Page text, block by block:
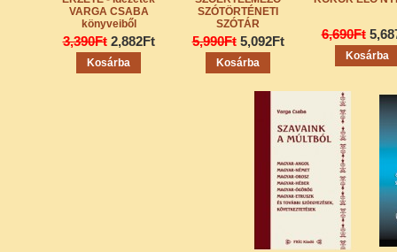
VARGA CSABA
könyveiből
3,390Ft 2,882Ft
Kosárba
SZÓTÖRTÉNETI
SZÓTÁR
5,990Ft 5,092Ft
Kosárba
6,690Ft
Kosárba